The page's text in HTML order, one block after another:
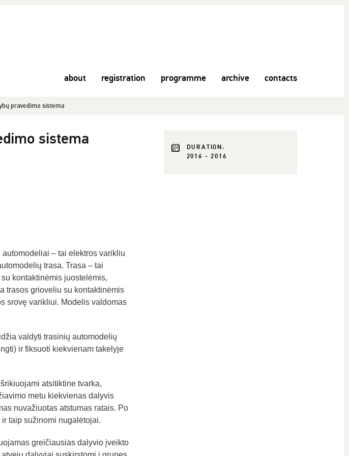
about registration programme archive contacts
pravedimo sistema
sistema
– tai elektros varikliu
trasa. Trasa – tai
kontaktinėmis juostelėmis,
trasos grioveliu su kontaktinėmis
srovę varikliui. Modelis valdomas
valdyti trasinių automodelių
ir fiksuoti kiekvienam takelyje
atsitiktine tvarka,
metu kiekvienas dalyvis
nuvažiuotas atstumas ratais. Po
taip sužinomi nugalėtojai.
greičiausias dalyvio įveikto
DURATION:
2016 - 2016